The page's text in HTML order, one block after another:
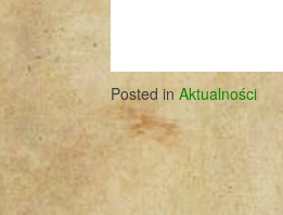
Posted in Aktualności
Post
navigation